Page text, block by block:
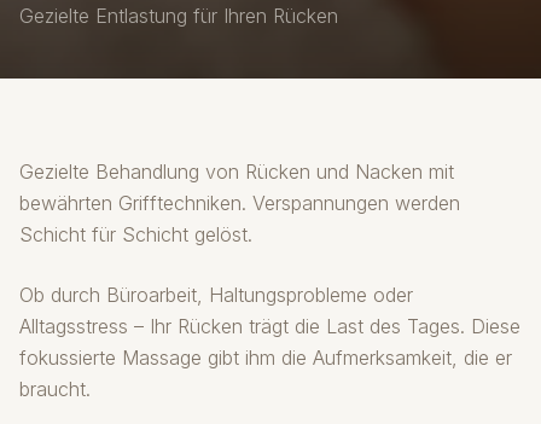
Gezielte Entlastung für Ihren Rücken
Gezielte Behandlung von Rücken und Nacken mit
bewährten Grifftechniken. Verspannungen werden
Schicht für Schicht gelöst.
Ob durch Büroarbeit, Haltungsprobleme oder
Alltagsstress – Ihr Rücken trägt die Last des Tages. Diese
fokussierte Massage gibt ihm die Aufmerksamkeit, die er
braucht.